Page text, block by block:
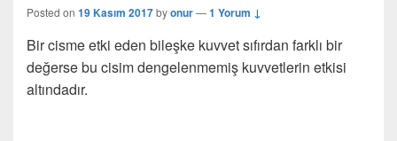
Posted on 19 Kasım 2017byonur—1 Yorum ↓
Bir cisme etki eden bileşke kuvvet sıfırdan farklı bir
değerse bu cisim dengelenmemiş kuvvetlerin etkisi
altındadır.